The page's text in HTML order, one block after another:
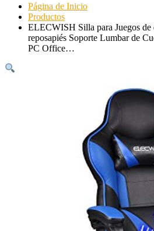
Página de Inicio
Productos
ELECWISH Silla para Juegos de
reposapiés Soporte Lumbar de
PC Office…